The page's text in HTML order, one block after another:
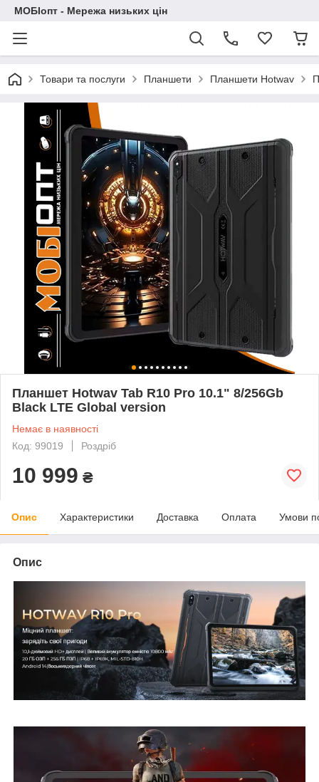
МОБІопт - Мережа низьких цін
Товари та послуги Планшети Планшети Hotwav
Планшет Hotwav Tab R10 Pro 10.1" 8/256Gb
Black LTE Global version
Немає в наявності
Код: 99019
Роздріб
10 999 ₴
Опис Характеристики Доставка Оплата Умови
Опис